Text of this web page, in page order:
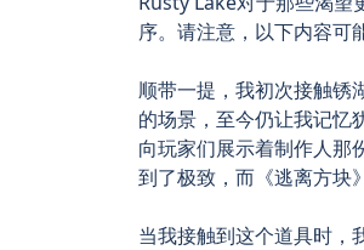
序。请注意，以下内容可
顺带一提，我初次接触锈
的场景，至今仍让我记忆
向玩家们展示着制作人那
到了极致，而《逃离方块
当我接触到这个道具时，